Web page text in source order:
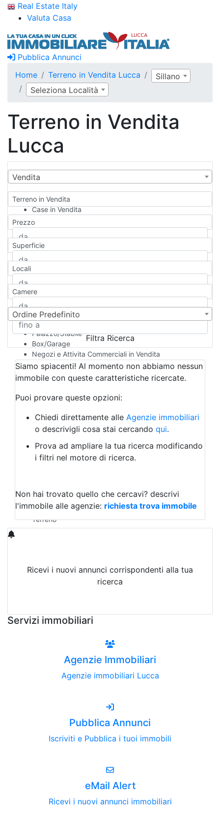
Real Estate Italy
Valuta Casa
Pubblica Annunci
Home
Terreno in Vendita Lucca
Sillano
Seleziona Località
Terreno in Vendita
Lucca
Vendita
Terreno in Vendita
Case in Vendita
Qualsiasi
Appartamento
Casa indipendente
Casa Semi-indipendente
Attico/Mansarda
Rustico/Casale
Camera d'Albergo
Multiproprietà
Palazzo/Stabile
Box/Garage
Negozi e Attivita Commerciali in Vendita
Qualsiasi
Attività/Licenza Commerciale
Azienda Agricola
Bar/Ristorante
Albergo
Laboratorio Artigianale
Negozio/locale commerciale
Agriturismo
Magazzini
Qualsiasi
Terreno edificabile
Terreno
Prezzo
Superficie
Locali
Camere
Ordine Predefinito
Filtra Ricerca
Siamo spiacenti! Al momento non abbiamo nessun
immobile con queste caratteristiche ricercate.
Puoi provare queste opzioni:
Chiedi direttamente alle Agenzie immobiliari
o descrivigli cosa stai cercando qui.
Prova ad ampliare la tua ricerca modificando
i filtri nel motore di ricerca.
Non hai trovato quello che cercavi? descrivi
l'immobile alle agenzie: richiesta trova immobile
Ricevi i nuovi annunci corrispondenti alla tua
ricerca
Servizi immobiliari
Agenzie Immobiliari
Agenzie immobiliari Lucca
Pubblica Annunci
Iscriviti e Pubblica i tuoi immobili
eMail Alert
Ricevi i nuovi annunci immobiliari